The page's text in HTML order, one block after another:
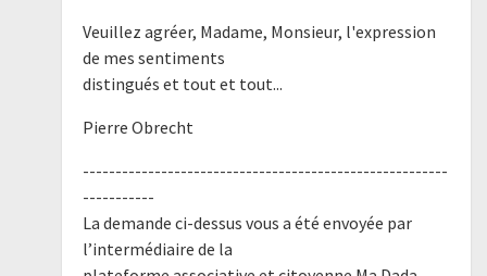
Veuillez agréer, Madame, Monsieur, l'expression
de mes sentiments
distingués et tout et tout...
Pierre Obrecht
--------------------------------------------------------
-----------
La demande ci-dessus vous a été envoyée par
l’intermédiaire de la